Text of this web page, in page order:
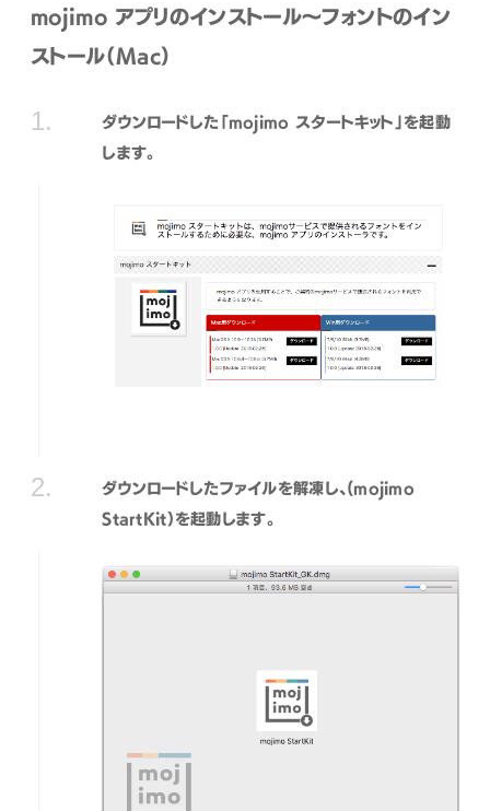
mojimo アプリのインストール〜フォントのイン
ストール（Mac）
ダウンロードした「mojimo スタートキット」を起動
します。
ダウンロードしたファイルを解凍し、(mojimo
StartKit）を起動します。